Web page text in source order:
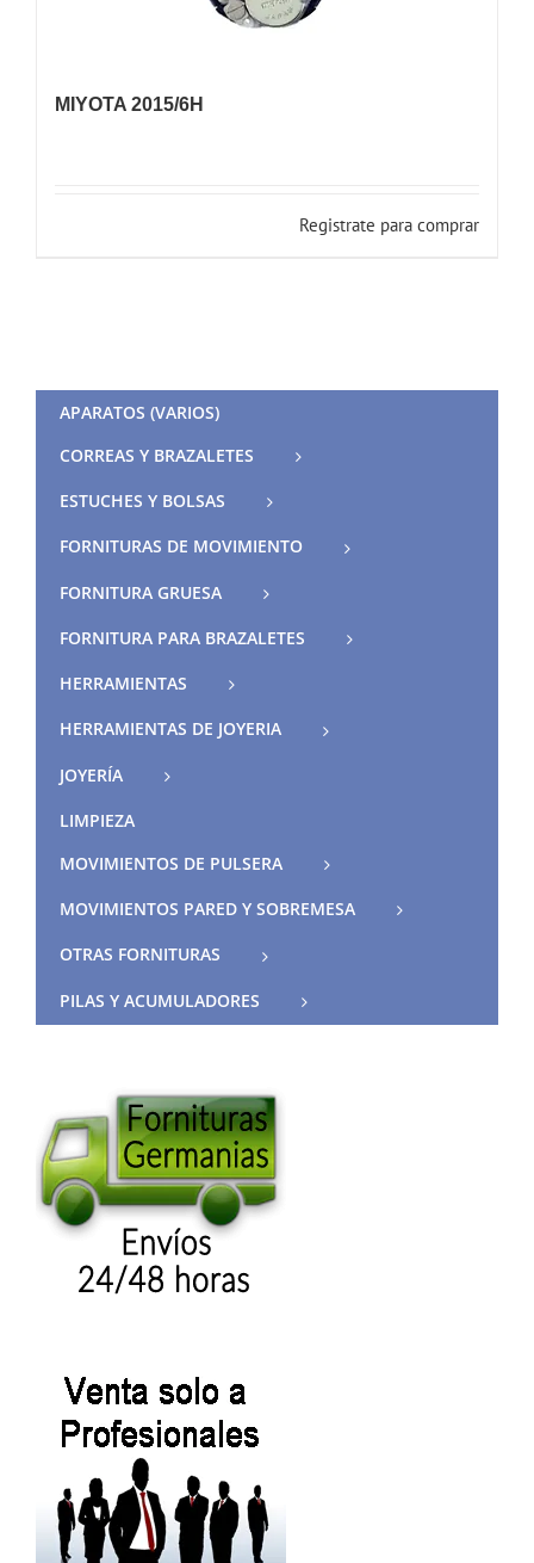
MIYOTA 2015/6H
Registrate para comprar
APARATOS (VARIOS)
CORREAS Y BRAZALETES
ESTUCHES Y BOLSAS
FORNITURAS DE MOVIMIENTO
FORNITURA GRUESA
FORNITURA PARA BRAZALETES
HERRAMIENTAS
HERRAMIENTAS DE JOYERIA
JOYERÍA
LIMPIEZA
MOVIMIENTOS DE PULSERA
MOVIMIENTOS PARED Y SOBREMESA
OTRAS FORNITURAS
PILAS Y ACUMULADORES